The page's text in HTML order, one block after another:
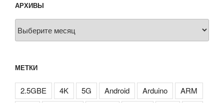
АРХИВЫ
МЕТКИ
2.5GBE 4K 5G Android Arduino
ARM